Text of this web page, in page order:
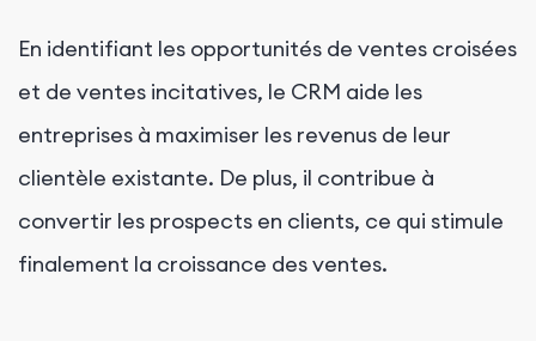
En identifiant les opportunités de ventes croisées
et de ventes incitatives, le CRM aide les
entreprises à maximiser les revenus de leur
clientèle existante. De plus, il contribue à
convertir les prospects en clients, ce qui stimule
finalement la croissance des ventes.